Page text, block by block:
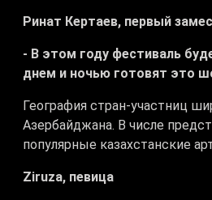
Ринат Кертаев, первый
- В этом году фестиваль
днем и ночью готовят это
География стран-участниц
Азербайджана. В числе
популярные казахстанские
Ziruza, певица